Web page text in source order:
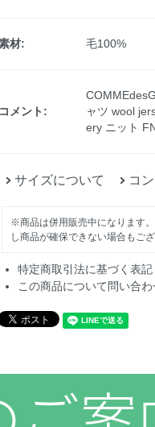
材: 毛100%
コメント:
ャツ wool
ery ニット
サイズについて コ
※商品は併用販売中になります
し商品が確保できない場合もござ
特定商取引法に基づく表記
この商品について問い合わ